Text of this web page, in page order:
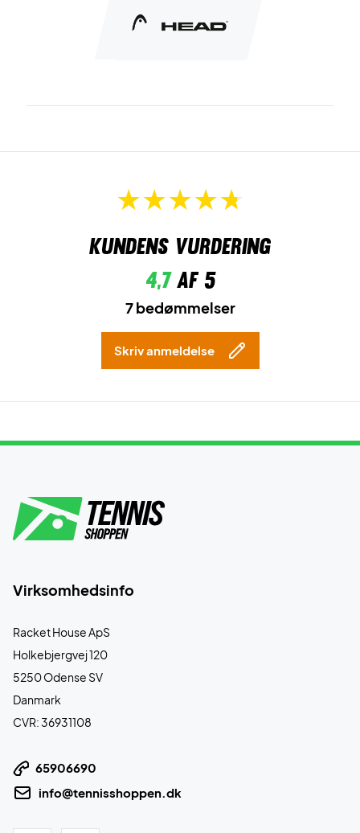
Kundens vurdering
4,7af 5
7 bedømmelser
Skriv anmeldelse
Virksomhedsinfo
Racket House ApS
Holkebjergvej 120
5250 Odense SV
Danmark
CVR: 36931108
65906690
info@tennisshoppen.dk